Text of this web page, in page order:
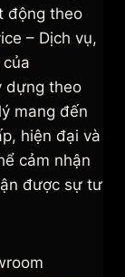
động theo
– Dịch vụ,
dựng theo
mang đến
hiện đại và
cảm nhận
được sự tư